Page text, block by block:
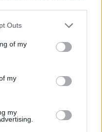
one or more Google
You may click to
its third-party tags to
in below Google
Outs
of my
my
my